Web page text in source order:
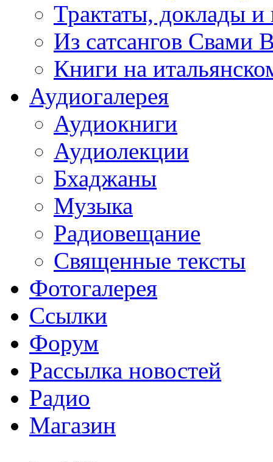
Трактаты, доклады
Из сатсангов Свами
Книги на
Аудиогалерея
Аудиокниги
Аудиолекции
Бхаджаны
Музыка
Радиовещание
Священные тексты
Фотогалерея
Ссылки
Форум
Рассылка новостей
Радио
Магазин